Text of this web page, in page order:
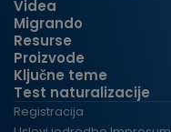
Videa
Migrando
Resurse
Proizvode
Ključne teme
Test naturalizacije
Registracija